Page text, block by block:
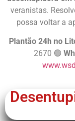
veranistas.
possa voltar a
Plantão 24h no
2670 🟢